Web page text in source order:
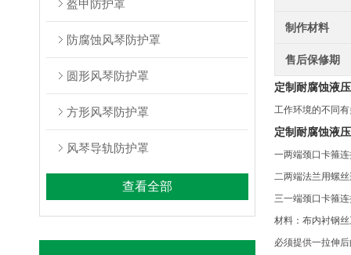
盔甲防护罩
防腐蚀风琴防护罩
圆形风琴防护罩
方形风琴防护罩
风琴导轨防护罩
查看全部
制作材料
售后保修期
定制耐腐蚀液
工作环境的不同
定制耐腐蚀液
一两端颈口卡箍
二两端法兰用螺
三一端颈口卡箍
材料：布内衬钢
必须提供一拉伸